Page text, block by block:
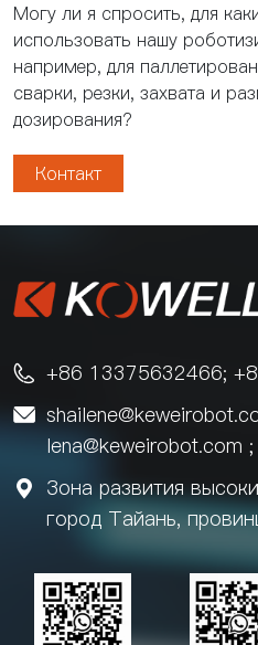
Могу ли я спросить, для
использовать нашу
например, для
сварки, резки, захвата и
дозирования?
Контакт
 +86 13375632466;

lena@keweirobot.com ;

Зона развития
город Тайань,